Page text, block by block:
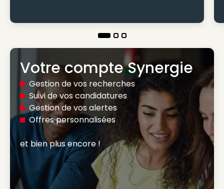
Votre compte Synergie
Gestion de vos recherches
Suivi de vos candidatures
Gestion de vos alertes
Offres personnalisées
et bien plus encore !